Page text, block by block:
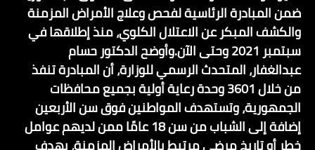
ضمن المبادرة الرئاسية لفحص وعلاج الأمراض المزمنة
والكشف المبكر عن الاعتلال الكلوي، منذ إطلاقها في
سبتمبر 2021 وحتى الآن.وأوضح الدكتور حسام
عبدالغفار، المتحدث الرسمي للوزارة، أن المبادرة تنفذ
من خلال 3601 وحدة رعاية أولية بجميع محافظات
الجمهورية، وتستهدف المواطنين فوق سن الأربعين
إضافة إلى الشباب من سن 18 عامًا ممن لديهم عوامل